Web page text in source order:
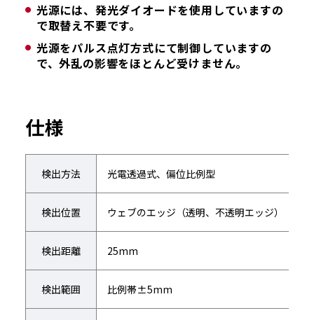
光源には、発光ダイオードを使用していますの
で取替え不要です。
光源をパルス点灯方式にて制御していますの
で、外乱の影響をほとんど受けません。
仕様
検出方法 光電透過式、偏位比例型
検出位置 ウェブのエッジ（透明、不透明エッジ）
検出距離 25mm
検出範囲 比例帯±5mm